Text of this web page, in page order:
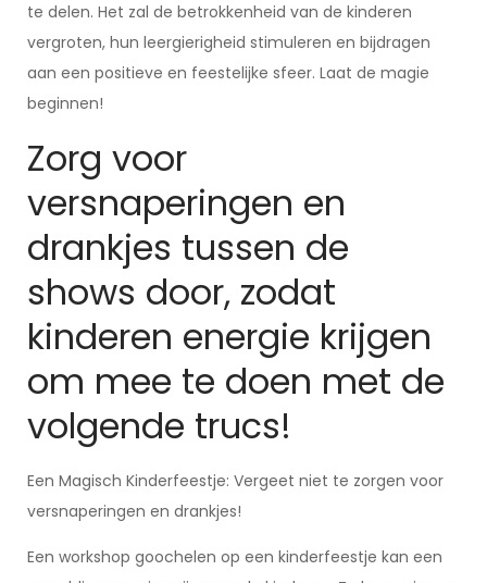
te delen. Het zal de betrokkenheid van de kinderen
vergroten, hun leergierigheid stimuleren en bijdragen
aan een positieve en feestelijke sfeer. Laat de magie
beginnen!
Zorg voor
versnaperingen en
drankjes tussen de
shows door, zodat
kinderen energie krijgen
om mee te doen met de
volgende trucs!
Een Magisch Kinderfeestje: Vergeet niet te zorgen voor
versnaperingen en drankjes!
Een workshop goochelen op een kinderfeestje kan een